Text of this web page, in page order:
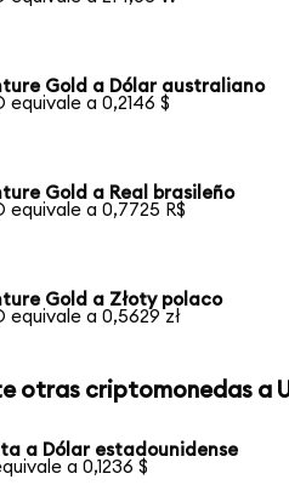
Gold a Dólar australiano
equivale a 0,2146 $
Gold a Real brasileño
equivale a 0,7725 R$
Gold a Złoty polaco
equivale a 0,5629 zł
otras criptomonedas a
a Dólar estadounidense
a 0,1236 $